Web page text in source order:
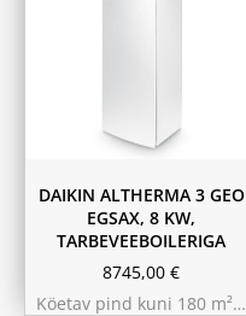
DAIKIN ALTHERMA 3 GEO
EGSAX, 8 KW,
TARBEVEEBOILERIGA
8745,00 €
Köetav pind kuni 180 m²…